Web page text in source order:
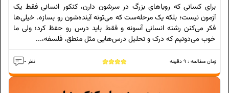
برای کسانی که رویاهای بزرگ در سرشون دارن، کنکور انسانی فقط یک
آزمون نیست؛ بلکه یک مرحله‌ست که می‌تونه آینده‌شون رو بسازه. خیلی‌ها
فکر می‌کنن رشته انسانی آسونه و فقط باید درس رو حفظ کرد؛ ولی ما
خوب می‌دونیم که درک و تحلیل درس‌هایی مثل منطق، فلسفه،...
- نظر زمان مطالعه : 9 دقیقه